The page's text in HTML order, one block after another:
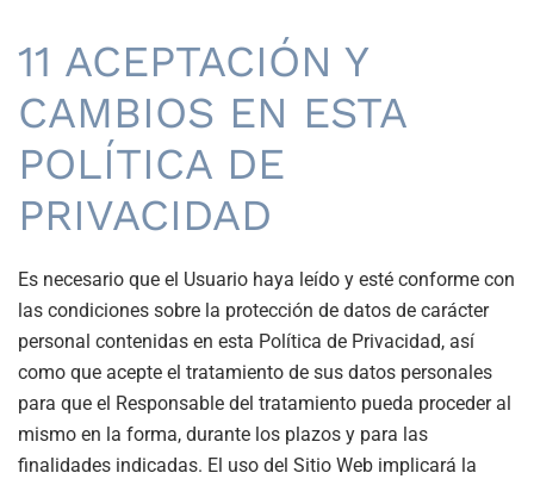
11 ACEPTACIÓN Y
CAMBIOS EN ESTA
POLÍTICA DE
PRIVACIDAD
Es necesario que el Usuario haya leído y esté conforme con
las condiciones sobre la protección de datos de carácter
personal contenidas en esta Política de Privacidad, así
como que acepte el tratamiento de sus datos personales
para que el Responsable del tratamiento pueda proceder al
mismo en la forma, durante los plazos y para las
finalidades indicadas. El uso del Sitio Web implicará la